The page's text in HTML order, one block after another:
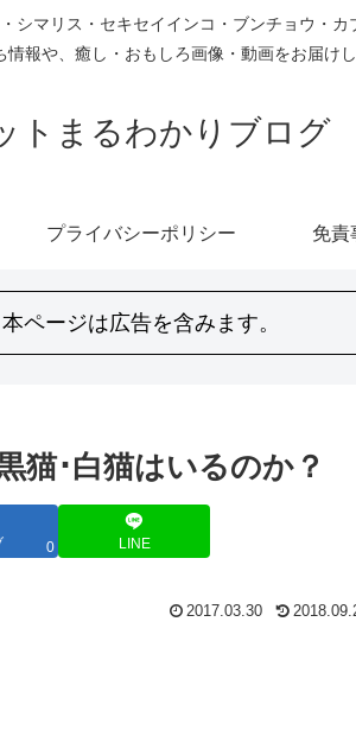
マリス・セキセイインコ・ブンチョウ・
情報や、癒し・おもしろ画像・動画をお届けし
トまるわかりブログ
プライバシーポリシー 免責
本ページは広告を含みます。
猫･白猫はいるのか？
0 LINE
2017.03.30